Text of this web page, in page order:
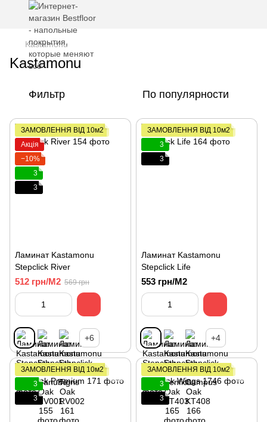
Kastamonu
Kastamonu
Фильтр По популярности
ЗАМОВЛЕННЯ ВІД 10м2
Акція
−10%
3
3
Ламинат Kastamonu
Stepclick River
512 грн/М2 569 грн
+6
ЗАМОВЛЕННЯ ВІД 10м2
3
3
Ламинат Kastamonu
Stepclick Life
553 грн/М2
+4
ЗАМОВЛЕННЯ ВІД 10м2
3
3
ЗАМОВЛЕННЯ ВІД 10м2
3
3